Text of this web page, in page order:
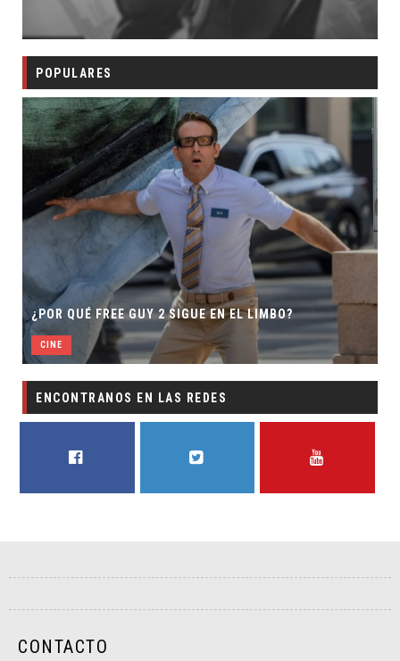
POPULARES
¿POR QUÉ FREE GUY 2 SIGUE EN EL LIMBO?
CINE
ENCONTRANOS EN LAS REDES
CONTACTO